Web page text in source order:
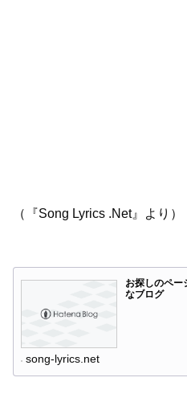
（『Song Lyrics .Net』より）
お探しのペー
なブログ
song-lyrics.net